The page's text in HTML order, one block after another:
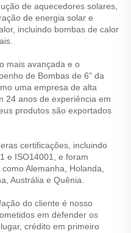
de aquecedores solares,
de energia solar e
incluindo bombas de calor
mais avançada e o
de Bombas de 6" da
uma empresa de alta
24 anos de experiência em
produtos são exportados
certificações, incluindo
e ISO14001, e foram
Alemanha, Holanda,
Austrália e Quênia.
do cliente é nosso
em defender os
crédito em primeiro